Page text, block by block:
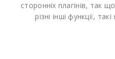
сторонніх плагінів, так
різні інші функції,